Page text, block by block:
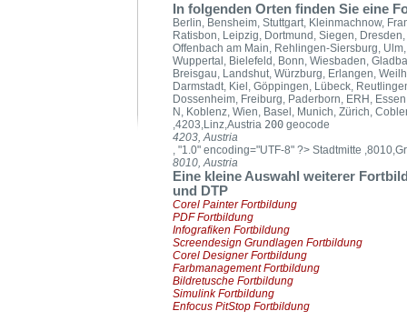
In folgenden Orten finden Sie eine
Berlin, Bensheim, Stuttgart, Kleinmachnow,
Ratisbon, Leipzig, Dortmund, Siegen,
Offenbach am Main, Rehlingen-Siersburg,
Wuppertal, Bielefeld, Bonn, Wiesbaden,
Breisgau, Landshut, Würzburg, Erlangen,
Darmstadt, Kiel, Göppingen, Lübeck,
Dossenheim, Freiburg, Paderborn, ERH,
N, Koblenz, Wien, Basel, Munich, Zürich,
,4203,Linz,Austria 200 geocode
4203, Austria
, "1.0" encoding="UTF-8" ?> Stadtmitte
8010, Austria
Eine kleine Auswahl weiterer
und DTP
Corel Painter Fortbildung
PDF Fortbildung
Infografiken Fortbildung
Screendesign Grundlagen Fortbildung
Corel Designer Fortbildung
Farbmanagement Fortbildung
Bildretusche Fortbildung
Simulink Fortbildung
Enfocus PitStop Fortbildung